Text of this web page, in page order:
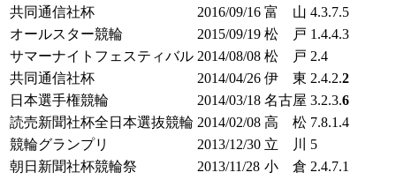
共同通信社杯
2016/09/16 富 山 4.3.7.5
オールスター競輪
2015/09/19 松 戸 1.4.4.3
サマーナイトフェスティバル 2014/08/08 松 戸 2.4
共同通信社杯
2014/04/26 伊 東 2.4.2.2
日本選手権競輪
2014/03/18 名古屋 3.2.3.6
読売新聞社杯全日本選抜競輪 2014/02/08 高 松 7.8.1.4
競輪グランプリ
2013/12/30 立 川
5
朝日新聞社杯競輪祭
2013/11/28 小 倉 2.4.7.1